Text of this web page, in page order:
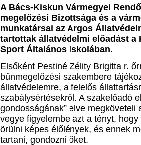
A Bács-Kiskun Vármegyei
megelőzési Bizottsága és a
munkatársai az Argos
tartottak állatvédelmi előadást a
Sport Általános Iskolában.
Elsőként Pestiné Zélity Brigitta r.
bűnmegelőzési szakembere
állatvédelemre, a felelős
szabálysértésekről. A szakelőadó
gondosságának” elve
vegye figyelembe azt a tényt,
örülni képes élőlények, és ennek
tartani, gondozni őket.